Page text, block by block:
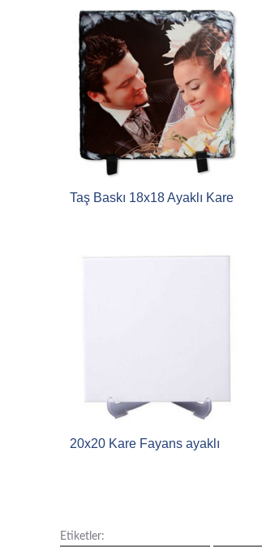
Taş Baskı 18x18 Ayaklı Kare
20x20 Kare Fayans ayaklı
Etiketler: